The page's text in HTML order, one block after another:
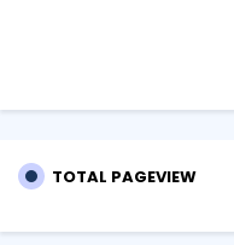
TOTAL PAGEVIEW